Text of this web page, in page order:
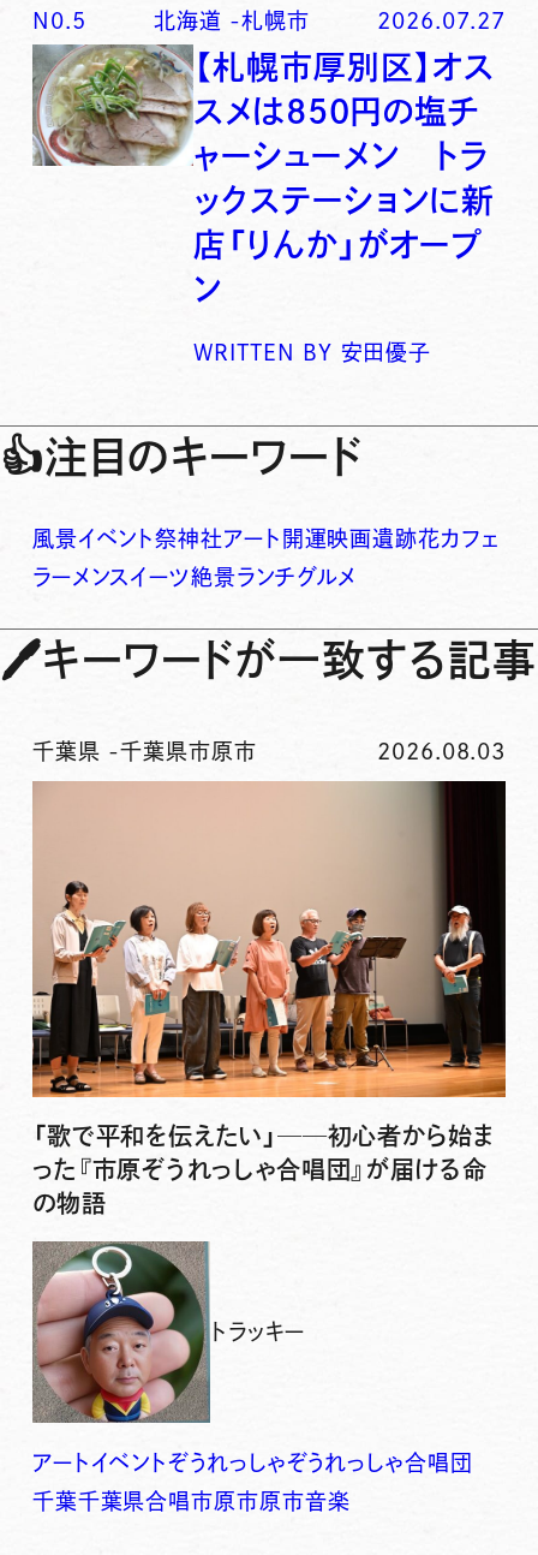
N0. 5 北海道 -札幌市 2026.07.27
【札幌市厚別区】オス
スメは850円の塩チ
ャーシューメン トラ
ックステーションに新
店「りんか」がオープ
ン
WRITTEN BY 安田優子
👍注目のキーワード
風景イベント祭神社アート 開運映画遺跡花カフェ
ラーメンスイーツ絶景ランチグルメ
🖊キーワードが一致する記事
千葉県 -千葉県市原市 2026.08.03
「歌で平和を伝えたい」──初心者から始ま
った『市原ぞうれっしゃ合唱団』が届ける命
の物語
トラッキー
アート イベントぞうれっしゃぞうれっしゃ合唱団
千葉千葉県合唱市原 市原市音楽